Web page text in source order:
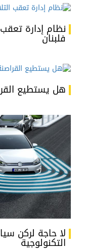
نظام إدارة تعقب
فلبنان
هل يستطيع
لا حاجة لركن
التكنولوجية